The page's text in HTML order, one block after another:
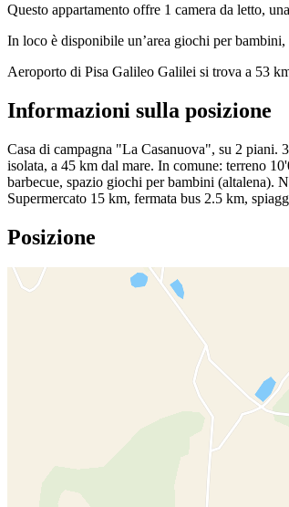
Questo appartamento offre 1 camera da letto,
In loco è disponibile un’area giochi per
Aeroporto di Pisa Galileo Galilei si trova a 53
Informazioni sulla posizione
Casa di campagna "La Casanuova", su 2 piani.
isolata, a 45 km dal mare. In comune: terreno
barbecue, spazio giochi per bambini (altalena).
Supermercato 15 km, fermata bus 2.5 km,
Posizione